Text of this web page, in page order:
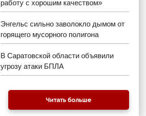
работу с хорошим качеством»
Энгельс сильно заволокло дымом от
горящего мусорного полигона
В Саратовской области объявили
угрозу атаки БПЛА
Читать больше